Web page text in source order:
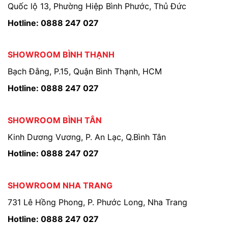
Quốc lộ 13, Phường Hiệp Bình Phước, Thủ Đức
Hotline: 0888 247 027
SHOWROOM BÌNH THẠNH
Bạch Đằng, P.15, Quận Bình Thạnh, HCM
Hotline: 0888 247 027
SHOWROOM BÌNH TÂN
Kinh Dương Vương, P. An Lạc, Q.Bình Tân
Hotline: 0888 247 027
SHOWROOM NHA TRANG
731 Lê Hồng Phong, P. Phước Long, Nha Trang
Hotline: 0888 247 027